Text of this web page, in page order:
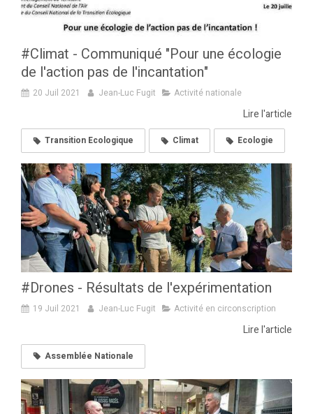
#Climat - Communiqué "Pour une écologie
de l'action pas de l'incantation"
20 Juil 2021 Jean-Luc Fugit Activité nationale
Lire l'article
Transition Ecologique Climat Ecologie
#Drones - Résultats de l'expérimentation
19 Juil 2021 Jean-Luc Fugit Activité en circonscription
Lire l'article
Assemblée Nationale